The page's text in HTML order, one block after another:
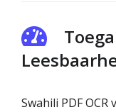
Swahili PDF